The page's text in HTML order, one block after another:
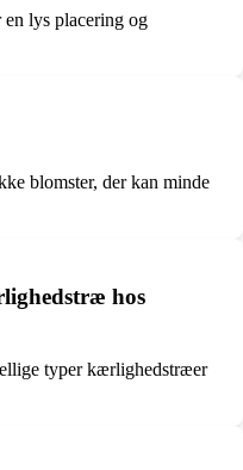
lys placering og
blomster, der kan minde
hos
typer kærlighedstræer